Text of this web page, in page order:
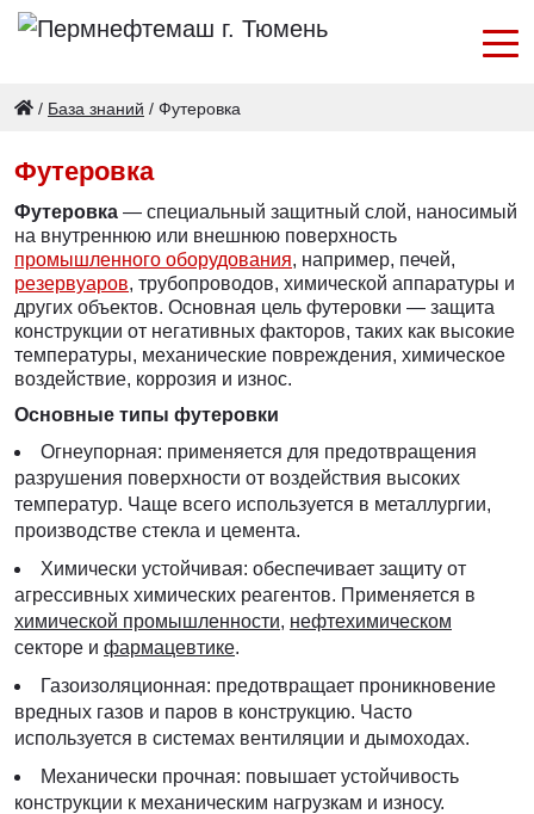
/ База знаний / Футеровка
Футеровка
Футеровка — специальный защитный слой, наносимый
на внутреннюю или внешнюю поверхность
промышленного оборудования, например, печей,
резервуаров, трубопроводов, химической аппаратуры и
других объектов. Основная цель футеровки — защита
конструкции от негативных факторов, таких как высокие
температуры, механические повреждения, химическое
воздействие, коррозия и износ.
Основные типы футеровки
Огнеупорная: применяется для предотвращения
разрушения поверхности от воздействия высоких
температур. Чаще всего используется в металлургии,
производстве стекла и цемента.
Химически устойчивая: обеспечивает защиту от
агрессивных химических реагентов. Применяется в
химической промышленности, нефтехимическом
секторе и фармацевтике.
Газоизоляционная: предотвращает проникновение
вредных газов и паров в конструкцию. Часто
используется в системах вентиляции и дымоходах.
Механически прочная: повышает устойчивость
конструкции к механическим нагрузкам и износу.